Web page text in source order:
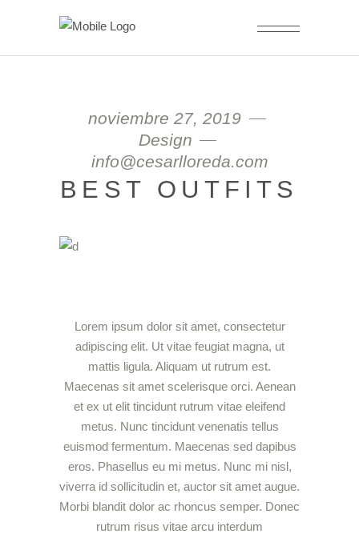
noviembre 27, 2019
Design
info@cesarlloreda.com
BEST OUTFITS
Lorem ipsum dolor sit amet, consectetur
adipiscing elit. Ut vitae feugiat magna, ut
mattis ligula. Aliquam ut rutrum est.
Maecenas sit amet scelerisque orci. Aenean
et ex ut elit tincidunt rutrum vitae eleifend
metus. Nunc tincidunt venenatis tellus
euismod fermentum. Maecenas sed dapibus
eros. Phasellus eu mi metus. Nunc mi nisl,
viverra id sollicitudin et, auctor sit amet augue.
Morbi blandit dolor ac rhoncus semper. Donec
rutrum risus vitae arcu interdum